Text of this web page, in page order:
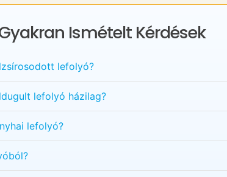
Ismételt Kérdések
lefolyó?
lefolyó házilag?
lefolyó?